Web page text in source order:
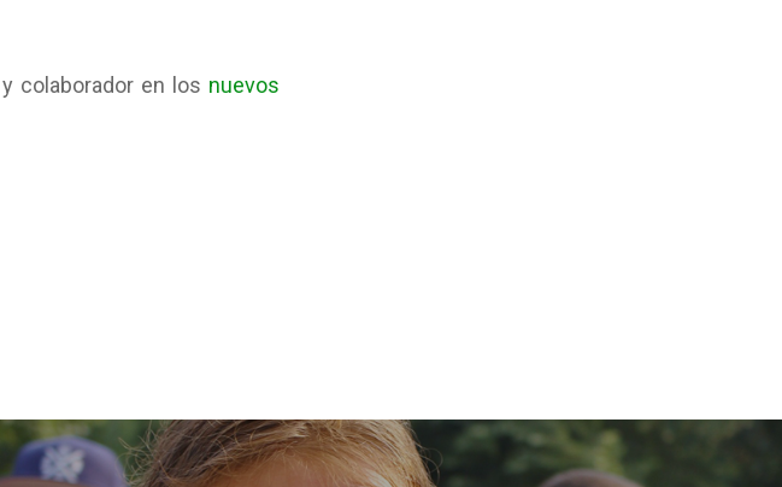
y colaborador en los nuevos